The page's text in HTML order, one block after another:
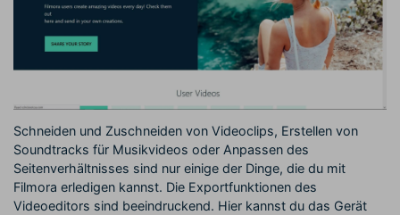
Schneiden und Zuschneiden von Videoclips, Erstellen von
Soundtracks für Musikvideos oder Anpassen des
Seitenverhältnisses sind nur einige der Dinge, die du mit
Filmora erledigen kannst. Die Exportfunktionen des
Videoeditors sind beeindruckend. Hier kannst du das Gerät